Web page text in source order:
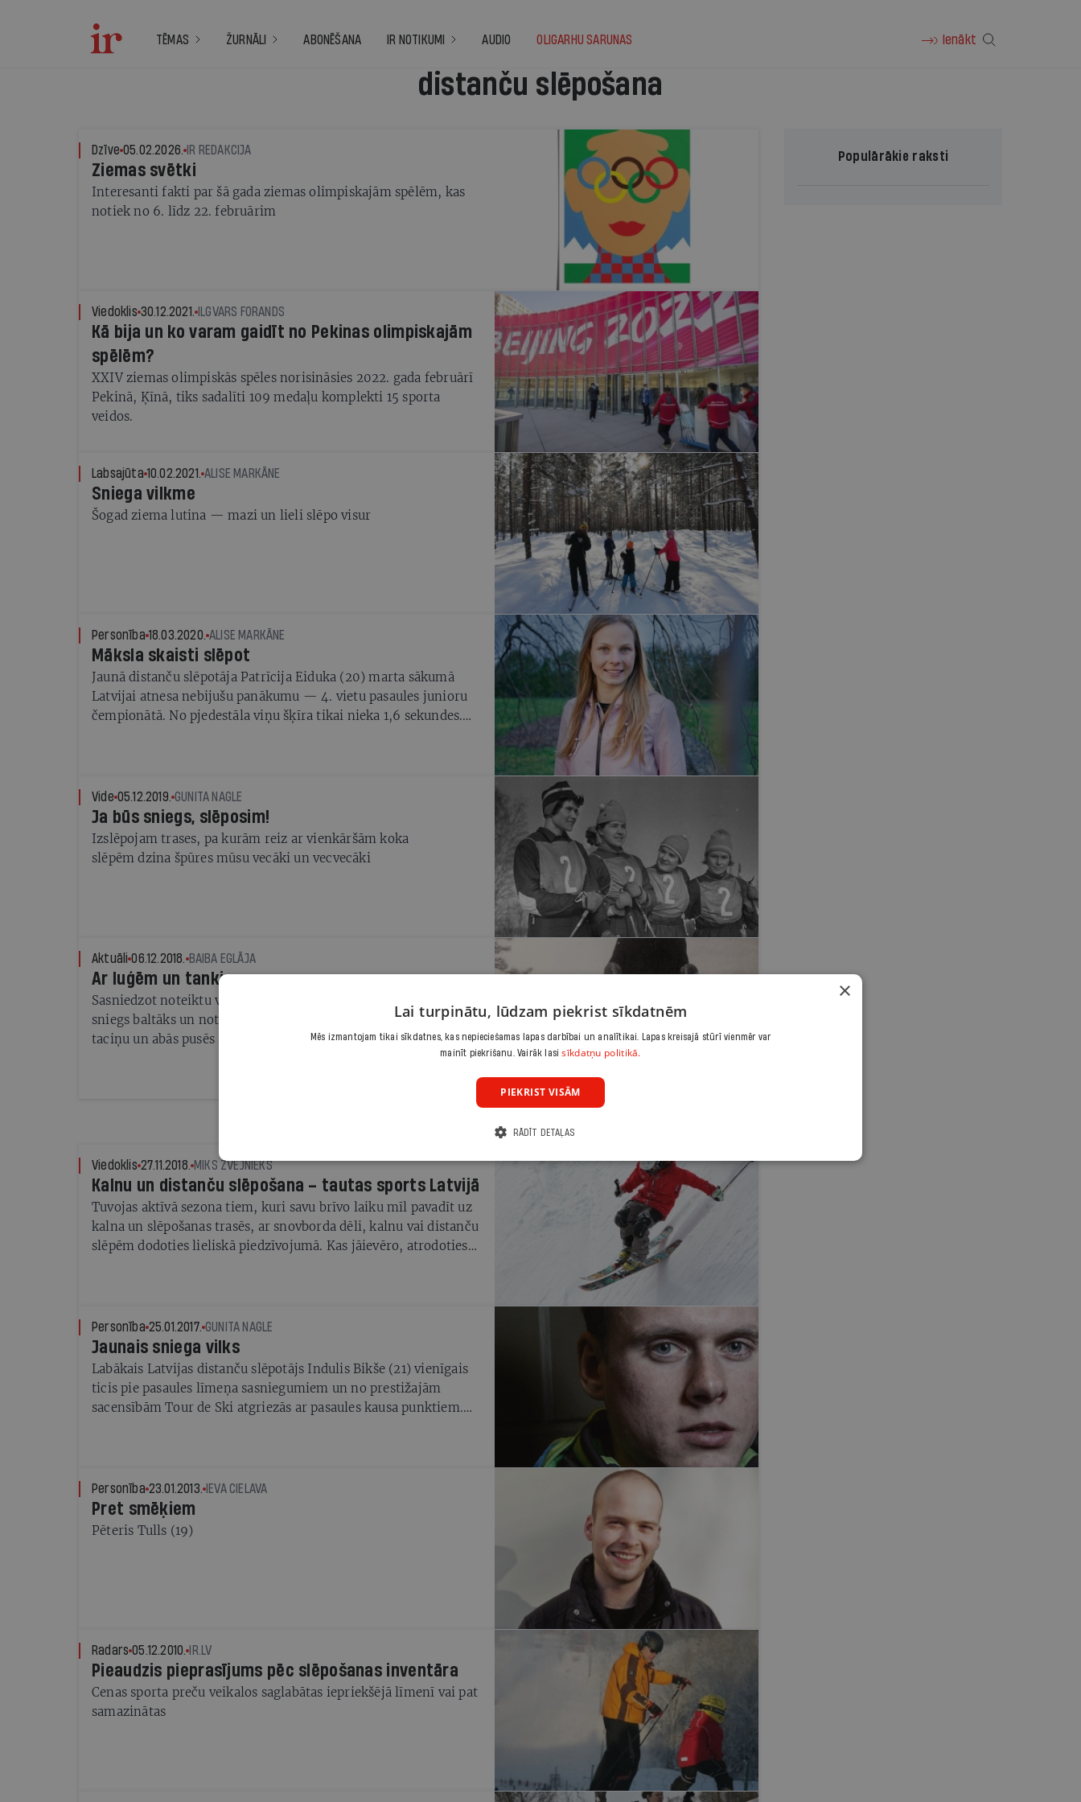
TĒMAS ŽURNĀLI ABONĒŠANA IR NOTIKUMI AUDIO OLIGARHU SARUNAS Ienākt
distanču slēpošana
Dzīve 05.02.2026. IR REDAKCIJA
Ziemas svētki
Interesanti fakti par šā gada ziemas olimpiskajām spēlēm, kas
notiek no 6. līdz 22. februārim
Viedoklis 30.12.2021. ILGVARS FORANDS
Kā bija un ko varam gaidīt no Pekinas olimpiskajām
spēlēm?
XXIV ziemas olimpiskās spēles norisināsies 2022. gada februārī
Pekinā, Ķīnā, tiks sadalīti 109 medaļu komplekti 15 sporta
veidos.
Labsajūta 10.02.2021. ALISE MARKĀNE
Sniega vilkme
Šogad ziema lutina — mazi un lieli slēpo visur
Personība 18.03.2020. ALISE MARKĀNE
Māksla skaisti slēpot
Jaunā distanču slēpotāja Patrīcija Eiduka (20) marta sākumā
Latvijai atnesa nebijušu panākumu — 4. vietu pasaules junioru
čempionātā. No pjedestāla viņu šķīra tikai nieka 1,6 sekundes.
Vide 05.12.2019. GUNITA NAGLE
Ja būs sniegs, slēposim!
Izslēpojam trases, pa kurām reiz ar vienkāršām koka
slēpēm dzina špūres mūsu vecāki un vecvecāki
Aktuāli 06.12.2018. BAIBA EGLĀJA
Ar luģēm un tankiem
Sasniedzot noteiktu vecumu, saproti, ka agrāk zāle bijusi zaļāka,
sniegs baltāks un noteikti vairāk, jo tādu brīnumu, kad ej pa
taciņu un abās pusēs sniega valnis ir pāri galvai, mūsdienu bērni
slidām, kamaniņām, slēpēm, kā nu kurš.
Populārākie raksti
Viedoklis 27.11.2018. MIKS ZVEJNIEKS
Kalnu un distanču slēpošana – tautas sports Latvijā
Tuvojas aktīvā sezona tiem, kuri savu brīvo laiku mīl pavadīt uz
kalna un slēpošanas trasēs, ar snovborda dēli, kalnu vai distanču
slēpēm dodoties lieliskā piedzīvojumā. Kas jāievēro, atrodoties
Personība 25.01.2017. GUNITA NAGLE
Jaunais sniega vilks
Labākais Latvijas distanču slēpotājs Indulis Bikše (21) vienīgais
ticis pie pasaules līmeņa sasniegumiem un no prestižajām
sacensībām Tour de Ski atgriezās ar pasaules kausa punktiem.
Personība 23.01.2013. IEVA CIELAVA
Pret smēķiem
Pēteris Tulls (19)
Radars 05.12.2010. IR.LV
Pieaudzis pieprasījums pēc slēpošanas inventāra
Cenas sporta preču veikalos saglabātas iepriekšējā līmenī vai pat
samazinātas
×
Lai turpinātu, lūdzam piekrist sīkdatnēm
Mēs izmantojam tikai sīkdatnes, kas nepieciešamas lapas darbībai un analītikai. Lapas kreisajā stūrī vienmēr var
mainīt piekrišanu. Vairāk lasisīkdatņu politikā.
PIEKRIST VISĀM
RĀDĪT DETAĻAS